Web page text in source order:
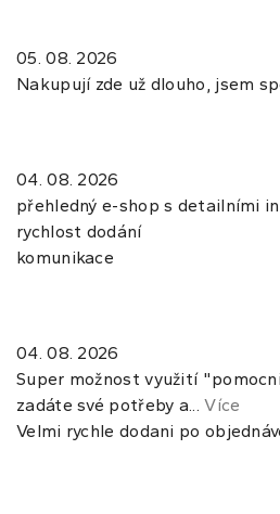
05. 08. 2026
Nakupují zde už dlouho, jsem
04. 08. 2026
přehledný e-shop s detailními
rychlost dodání
komunikace
04. 08. 2026
Super možnost využití
zadáte své potřeby a...Více
Velmi rychle dodani po